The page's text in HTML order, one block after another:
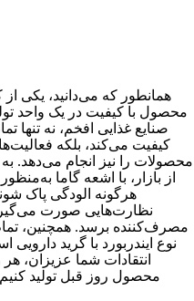
همانطور که می‌دانید، یکی از
محصول با کیفیت در یک واحد
صنایع غذایی افخم، نه تنها
کیفیت می‌کند، بلکه
محصولات را نیز انجام می‌دهد. به
از بازار، با اشعه گاما
هرگونه الودگی پاک
نظارت‌هایی صورت
مصرف‌کننده برسد. همچنین،
نوع ایندربورد با گرید
انتقادات شما عزیزان،
محصول روز قبل تولید